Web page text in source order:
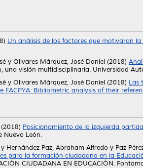
Un análisis de los factores que motivaron
y Olivares Márquez, José Daniel (2018)
una visión multidisciplinaria. Universidad
y Olivares Márquez, José Daniel (2018) Las
FACPYA: Bibliometric analysis of their
(2018) Posicionamiento de la izquierda
Nuevo León.
y Hernández Paz, Abraham Alfredo y Paz
para la formación ciudadana en la
CIUDADANA EN EDUCACIÓN.